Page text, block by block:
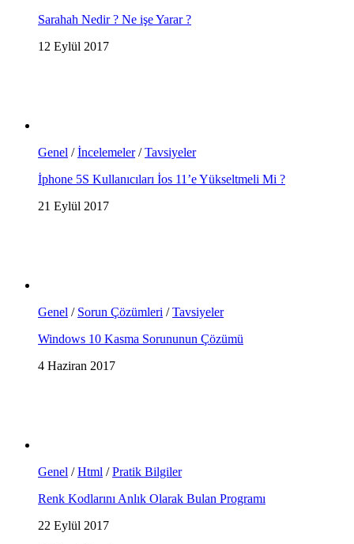
Sarahah Nedir ? Ne işe Yarar ?
12 Eylül 2017
Genel /İncelemeler/Tavsiyeler
İphone 5S Kullanıcıları İos 11’e Yükseltmeli Mi ?
21 Eylül 2017
Genel / Sorun Çözümleri /Tavsiyeler
Windows 10 Kasma Sorununun Çözümü
4 Haziran 2017
Genel /Html /Pratik Bilgiler
Renk Kodlarını Anlık Olarak Bulan Programı
22 Eylül 2017